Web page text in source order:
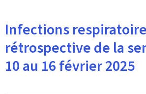
Infections
rétrospective de la
10 au 16 février 2025